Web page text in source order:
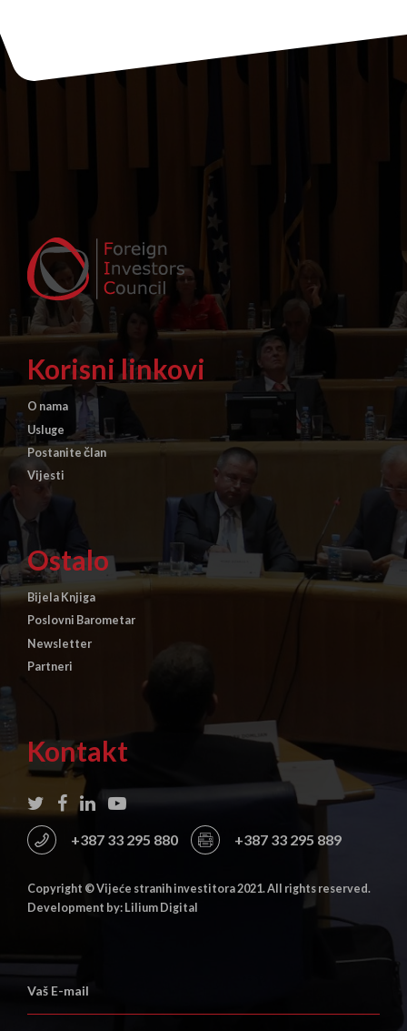
Korisni linkovi
O nama
Usluge
Postanite član
Vijesti
Ostalo
Bijela Knjiga
Poslovni Barometar
Newsletter
Partneri
Kontakt
+387 33 295 880 +387 33 295 889
Copyright © Vijeće stranih investitora 2021. All rights reserved.
Development by: Lilium Digital